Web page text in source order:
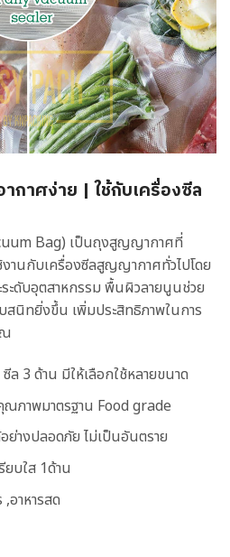
กาศง่าย | ใช้กับเครื่องซีล
Bag) เป็นถุงสูญญากาศที่
านกับเครื่องซีลสูญญากาศทั่วไปโดย
ะดับอุตสาหกรรม พื้นผิวลายนูนช่วย
สนิทยิ่งขึ้น เพิ่มประสิทธิภาพในการ
3 ด้าน มีให้เลือกใช้หลายขนาด
ณภาพมาตรฐาน Food grade
ย่างปลอดภัย ไม่เป็นอันตราย
บใส 1ด้าน
,อาหารสด